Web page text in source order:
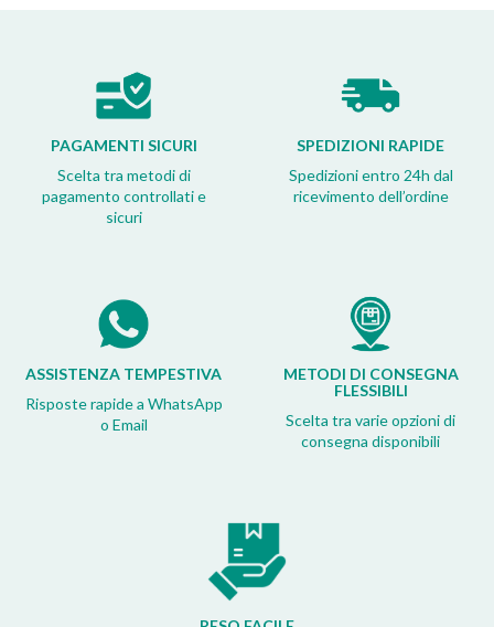
PAGAMENTI SICURI
Scelta tra metodi di
pagamento controllati e
sicuri
SPEDIZIONI RAPIDE
Spedizioni entro 24h dal
ricevimento dell’ordine
ASSISTENZA TEMPESTIVA
Risposte rapide a WhatsApp
o Email
METODI DI CONSEGNA
FLESSIBILI
Scelta tra varie opzioni di
consegna disponibili